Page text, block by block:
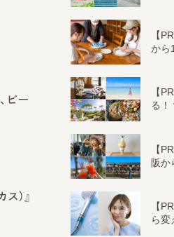
ビー
）』
【
から
【
る
【
阪か
【
ら